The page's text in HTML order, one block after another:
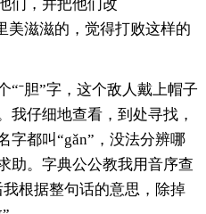
们，并把他们改
美滋滋的，觉得打败这样的
“ˉ胆”字，这个敌人戴上帽子
我仔细地查看，到处寻找，
字都叫“gǎn”，没法分辨哪
助。字典公公教我用音序查
根据整句话的意思，除掉